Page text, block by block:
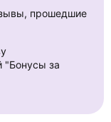
прошедшие
"Бонусы за